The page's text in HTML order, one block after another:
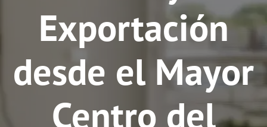
Exportación
desde el Mayor
Centro del